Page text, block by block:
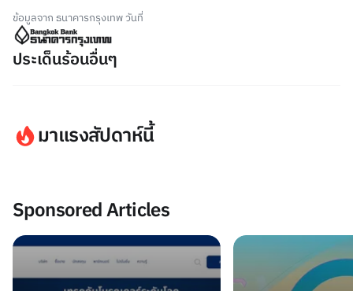
ข้อมูลจาก ธนาคารกรุงเทพ วันที่
ประเด็นร้อนอื่นๆ
มาแรงสัปดาห์นี้
Sponsored Articles